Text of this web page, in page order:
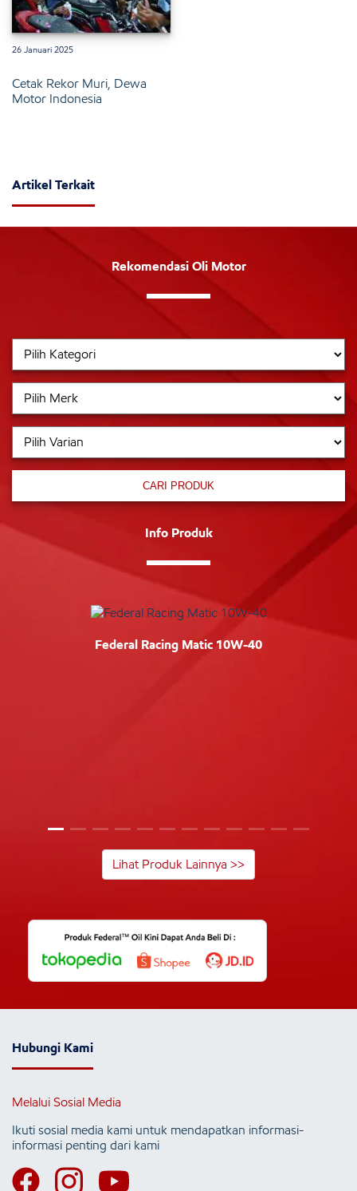
26 Januari 2025
Cetak Rekor Muri, Dewa
Motor Indonesia
Artikel Terkait
Rekomendasi Oli Motor
CARI PRODUK
Info Produk
Federal Racing Matic 10W-40
Lihat Produk Lainnya >>
Hubungi Kami
Melalui Sosial Media
Ikuti sosial media kami untuk mendapatkan informasi-
informasi penting dari kami